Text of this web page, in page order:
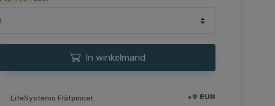
In winkelmand
LifeSystems Flåtpincet +9 EUR